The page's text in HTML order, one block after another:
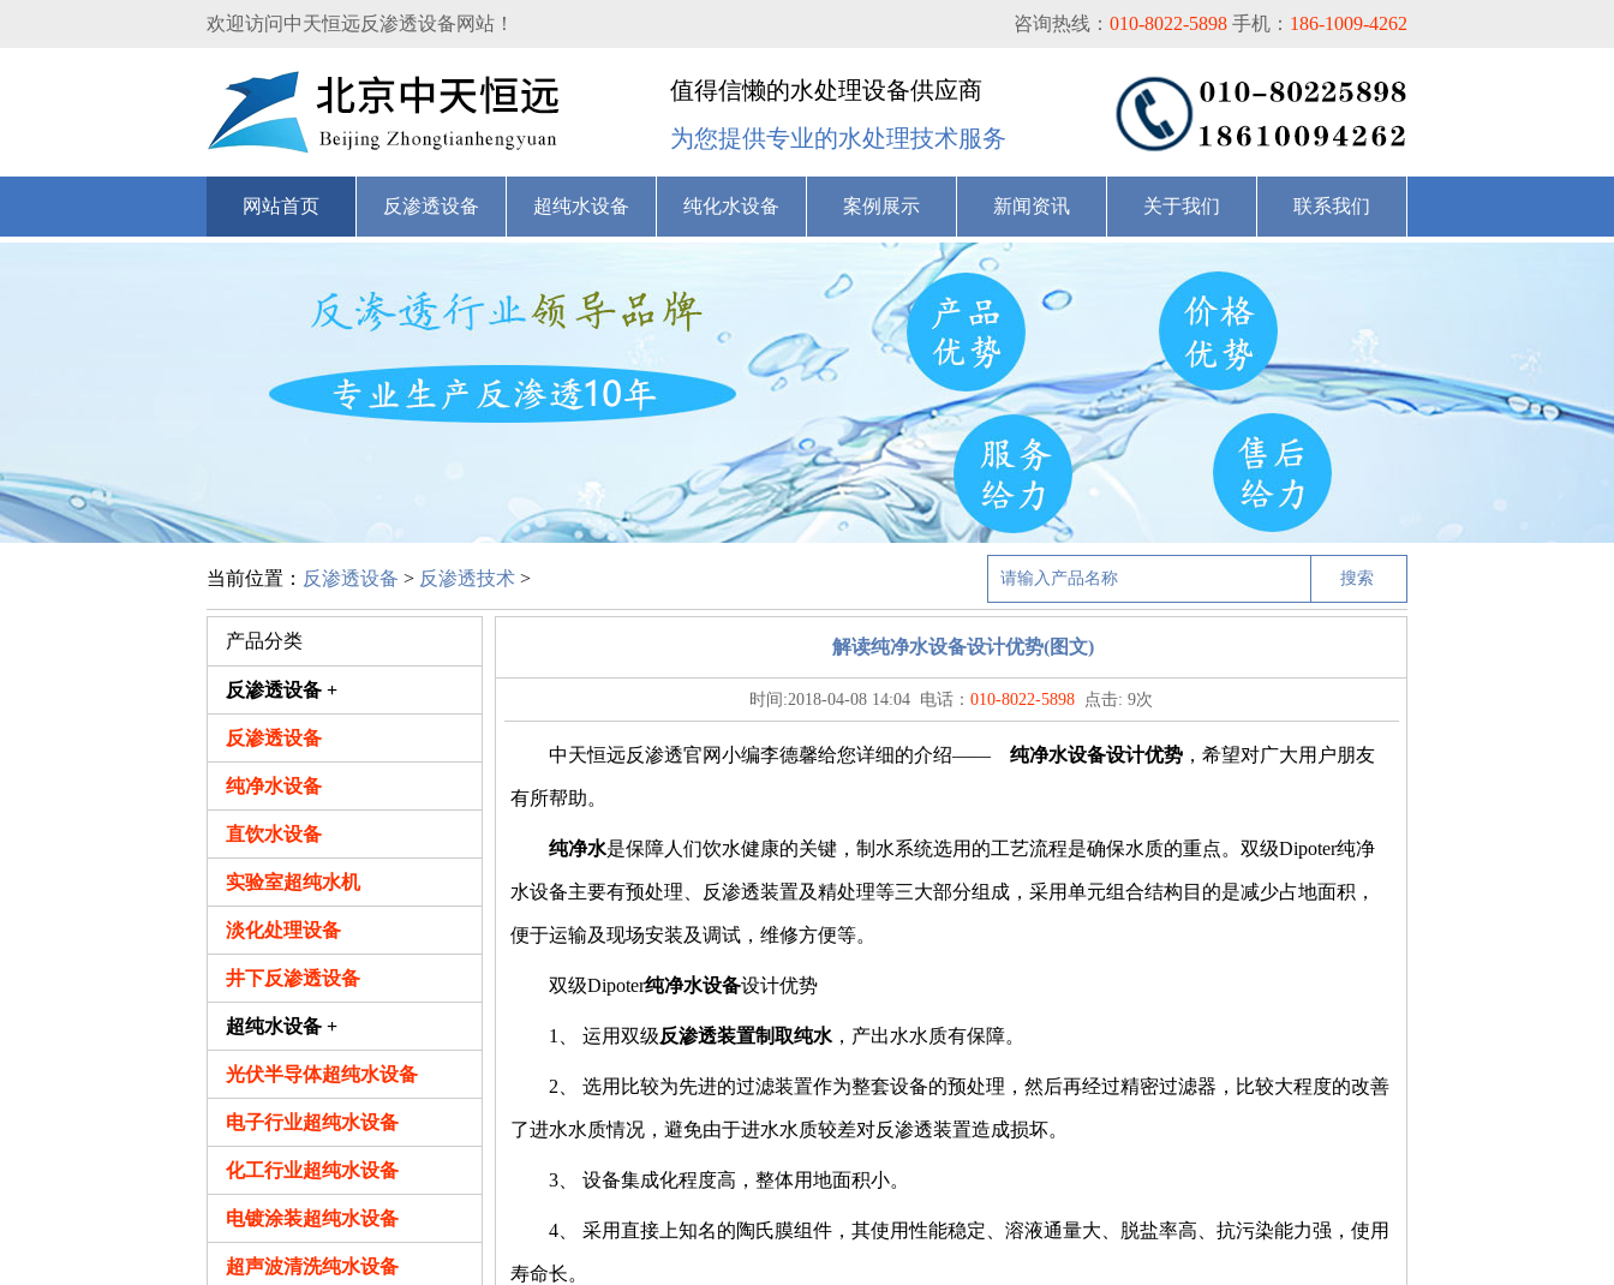
欢迎访问中天恒远反渗透设备网站！ 咨询热线： 010-8022-5898 手机： 186-1009-4262
值得信懒的水处理设备供应商
为您提供专业的水处理技术服务
网站首页 反渗透设备 超纯水设备 纯化水设备 案例展示 新闻资讯 关于我们 联系我们
当前位置： 反渗透设备 > 反渗透技术 >
解读纯净水设备设计优势(图文)
时间:2018-04-08 14:04 电话： 010-8022-5898 点击: 9次
中天恒远反渗透官网小编李德馨给您详细的介绍—— 纯净水设备设计优势，希望对广大用户朋友
有所帮助。
纯净水是保障人们饮水健康的关键，制水系统选用的工艺流程是确保水质的重点。双级Dipoter纯净
水设备主要有预处理、反渗透装置及精处理等三大部分组成，采用单元组合结构目的是减少占地面积，
便于运输及现场安装及调试，维修方便等。
双级Dipoter纯净水设备设计优势
1、 运用双级反渗透装置制取纯水，产出水水质有保障。
2、 选用比较为先进的过滤装置作为整套设备的预处理，然后再经过精密过滤器，比较大程度的改善
了进水水质情况，避免由于进水水质较差对反渗透装置造成损坏。
3、 设备集成化程度高，整体用地面积小。
4、 采用直接上知名的陶氏膜组件，其使用性能稳定、溶液通量大、脱盐率高、抗污染能力强，使用
寿命长。
产品分类
反渗透设备 +
反渗透设备
纯净水设备
直饮水设备
实验室超纯水机
淡化处理设备
井下反渗透设备
超纯水设备 +
光伏半导体超纯水设备
电子行业超纯水设备
化工行业超纯水设备
电镀涂装超纯水设备
超声波清洗纯水设备